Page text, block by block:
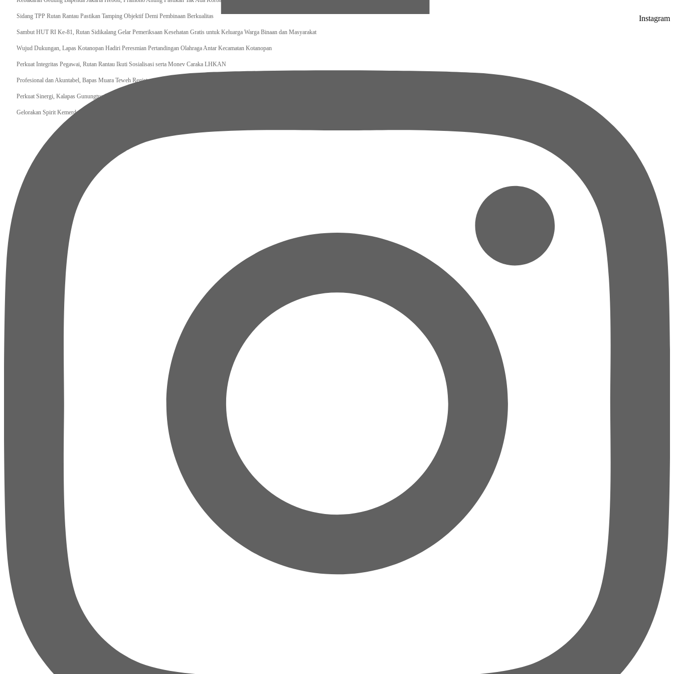
Sidang TPP Rutan Rantau Pastikan Tamping Objektif Demi Pembinaan Berkualitas
Sambut HUT RI Ke-81, Rutan Sidikalang Gelar Pemeriksaan Kesehatan Gratis untuk Keluarga Warga Binaan dan Masyarakat
Wujud Dukungan, Lapas Kotanopan Hadiri Peresmian Pertandingan Olahraga Antar Kecamatan Kotanopan
Perkuat Integritas Pegawai, Rutan Rantau Ikuti Sosialisasi serta Monev Caraka LHKAN
‎Profesional dan Akuntabel, Bapas Muara Teweh Registrasi Klien Pemasyarakatan
Perkuat Sinergi, Kalapas Gunungtua Hadiri Peresmian Kantor Polres Padang Lawas Utara
Gelorakan Spirit Kemerdekaan, Lapas Muara Teweh Resmi Buka Pekan Olahraga Pemasyarakatan
Instagram